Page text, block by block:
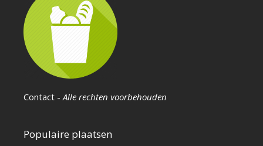
Contact - Alle rechten voorbehouden
Populaire plaatsen